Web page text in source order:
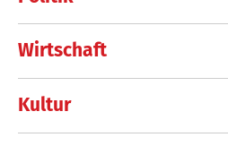
Wirtschaft
Kultur